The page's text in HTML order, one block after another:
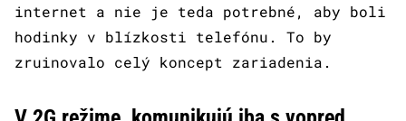
internet a nie je teda potrebné, aby boli
hodinky v blízkosti telefónu. To by
zruinovalo celý koncept zariadenia.